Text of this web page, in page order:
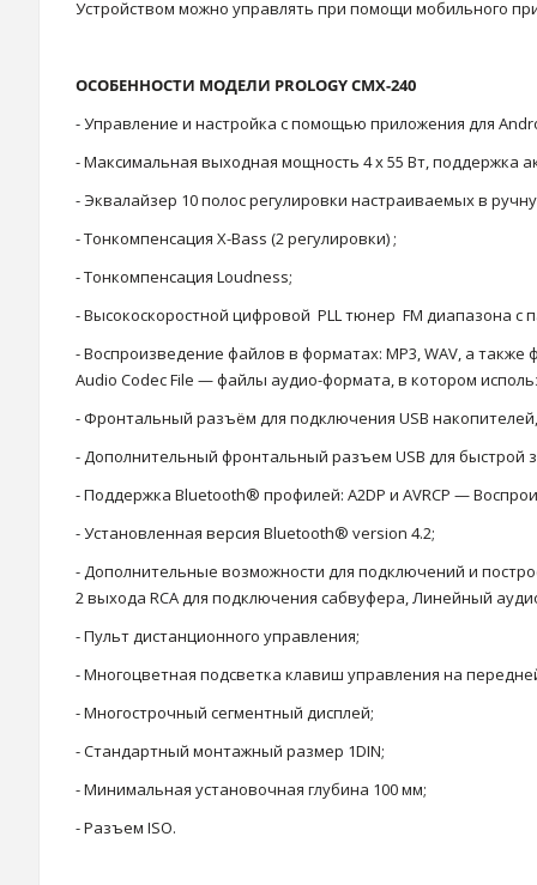
Устройством можно управлять при помощи мобильного
ОСОБЕННОСТИ МОДЕЛИ PROLOGY CMX-240
- Управление и настройка с помощью приложения для
- Максимальная выходная мощность 4 х 55 Вт, поддержка
- Эквалайзер 10 полос регулировки настраиваемых в
- Тонкомпенсация X-Bass (2 регулировки) ;
- Тонкомпенсация Loudness;
- Высокоскоростной цифровой PLL тюнер FM диапазона с
- Воспроизведение файлов в форматах: MP3, WAV, а также
Audio Codec File — файлы аудио-формата, в котором
- Фронтальный разъём для подключения USB
- Дополнительный фронтальный разъем USB для быстрой
- Поддержка Bluetooth® профилей: A2DP и AVRCP —
- Установленная версия Bluetooth® version 4.2;
- Дополнительные возможности для подключений и
2 выхода RCA для подключения сабвуфера, Линейный
- Пульт дистанционного управления;
- Многоцветная подсветка клавиш управления на
- Многострочный сегментный дисплей;
- Стандартный монтажный размер 1DIN;
- Минимальная установочная глубина 100 мм;
- Разъем ISO.